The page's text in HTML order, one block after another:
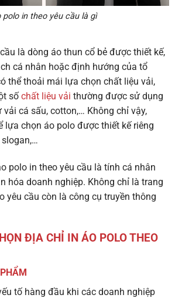
polo in theo yêu cầu là gì
là dòng áo thun cổ bẻ được thiết kế,
cá nhân hoặc định hướng của tổ
thể thoải mái lựa chọn chất liệu vải,
số chất liệu vải thường được sử dụng
cá sấu, cotton,… Không chỉ vậy,
lựa chọn áo polo được thiết kế riêng
polo in theo yêu cầu là tính cá nhân
hóa doanh nghiệp. Không chỉ là trang
yêu cầu còn là công cụ truyền thông
ĐỊA CHỈ IN ÁO POLO THEO
tố hàng đầu khi các doanh nghiệp